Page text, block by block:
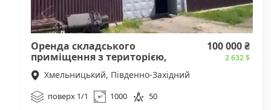
Площа: 75 м2
Орендна плата: 800 грн/м²
Переваги:
Новий сучасний торговий центр.
Поруч працюють відомі мережеві оператори, що
забезпечують високий потік відвідувачів.
Ліфт.
Зручна парковка.
Оренда складського
приміщення з територією,
1000 м2
100 000 ₴
2 632 $
Хмельницький, Південно-Західний
поверх 1/1 1000 50